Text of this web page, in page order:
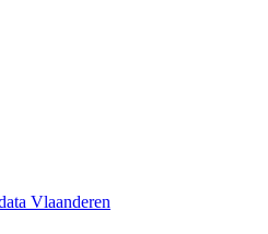
Vlaanderen